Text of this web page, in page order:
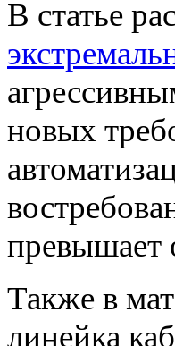
В статье
новых
превышает
Также в
линейка